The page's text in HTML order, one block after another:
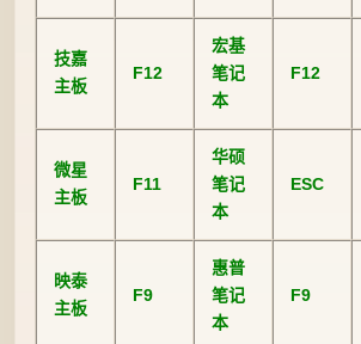
技嘉
主板
F12
宏基
笔记
本
F12
微星
主板
F11
华硕
笔记
本
ESC
映泰
主板
F9
惠普
笔记
本
F9